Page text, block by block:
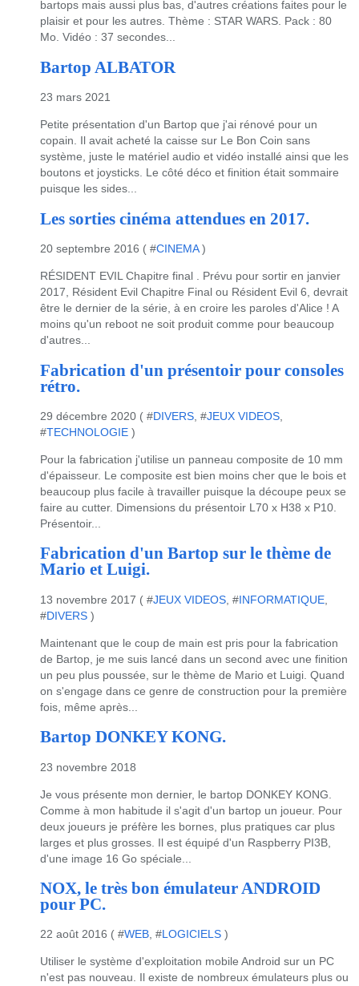
bartops mais aussi plus bas, d'autres créations faites pour le
plaisir et pour les autres. Thème : STAR WARS. Pack : 80
Mo. Vidéo : 37 secondes...
Bartop ALBATOR
23 mars 2021
Petite présentation d'un Bartop que j'ai rénové pour un
copain. Il avait acheté la caisse sur Le Bon Coin sans
système, juste le matériel audio et vidéo installé ainsi que les
boutons et joysticks. Le côté déco et finition était sommaire
puisque les sides...
Les sorties cinéma attendues en 2017.
20 septembre 2016 ( #CINEMA)
RÉSIDENT EVIL Chapitre final . Prévu pour sortir en janvier
2017, Résident Evil Chapitre Final ou Résident Evil 6, devrait
être le dernier de la série, à en croire les paroles d'Alice ! A
moins qu'un reboot ne soit produit comme pour beaucoup
d'autres...
Fabrication d'un présentoir pour consoles
rétro.
29 décembre 2020 ( #DIVERS , #JEUX VIDEOS
#TECHNOLOGIE )
Pour la fabrication j'utilise un panneau composite de 10 mm
d'épaisseur. Le composite est bien moins cher que le bois et
beaucoup plus facile à travailler puisque la découpe peux se
faire au cutter. Dimensions du présentoir L70 x H38 x P10.
Présentoir...
Fabrication d'un Bartop sur le thème de
Mario et Luigi.
13 novembre 2017 ( #JEUX VIDEOS , #INFORMATIQUE
#DIVERS )
Maintenant que le coup de main est pris pour la fabrication
de Bartop, je me suis lancé dans un second avec une finition
un peu plus poussée, sur le thème de Mario et Luigi. Quand
on s'engage dans ce genre de construction pour la première
fois, même après...
Bartop DONKEY KONG.
23 novembre 2018
Je vous présente mon dernier, le bartop DONKEY KONG.
Comme à mon habitude il s'agit d'un bartop un joueur. Pour
deux joueurs je préfère les bornes, plus pratiques car plus
larges et plus grosses. Il est équipé d'un Raspberry PI3B,
d'une image 16 Go spéciale...
NOX, le très bon émulateur ANDROID
pour PC.
22 août 2016 ( #WEB, #LOGICIELS )
Utiliser le système d'exploitation mobile Android sur un PC
n'est pas nouveau. Il existe de nombreux émulateurs plus ou